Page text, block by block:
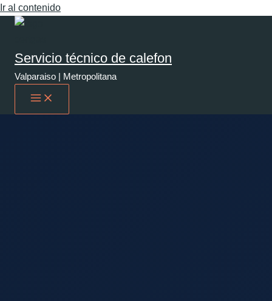
Ir al contenido
Servicio técnico de calefon
Valparaiso | Metropolitana